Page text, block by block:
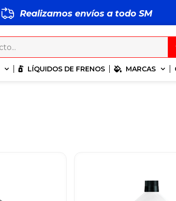
Realizamos envíos a todo SMP
LÍQUIDOS DE FRENOS MARCAS